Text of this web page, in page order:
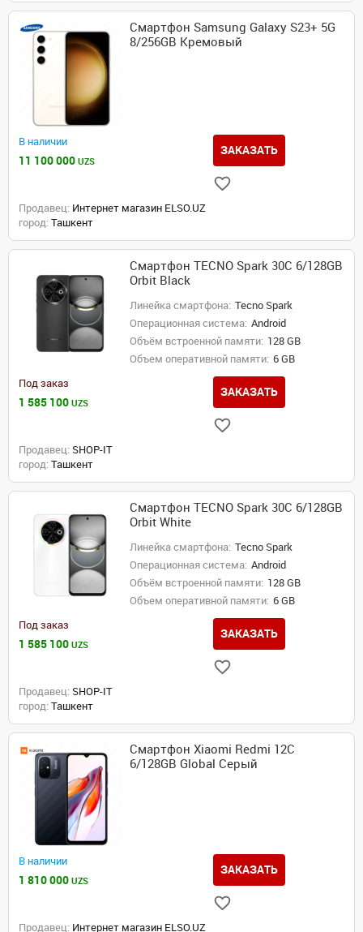
Смартфон Samsung Galaxy S23+ 5G
8/256GB Кремовый
В наличии
11 100 000 UZS
ЗАКАЗАТЬ
Продавец: Интернет магазин ELSO.UZ
город: Ташкент
Смартфон TECNO Spark 30C 6/128GB
Orbit Black
Линейка смартфона: Tecno Spark
Операционная система: Android
Объём встроенной памяти: 128 GB
Объем оперативной памяти: 6 GB
Под заказ
1 585 100 UZS
ЗАКАЗАТЬ
Продавец: SHOP-IT
город: Ташкент
Смартфон TECNO Spark 30C 6/128GB
Orbit White
Линейка смартфона: Tecno Spark
Операционная система: Android
Объём встроенной памяти: 128 GB
Объем оперативной памяти: 6 GB
Под заказ
1 585 100 UZS
ЗАКАЗАТЬ
Продавец: SHOP-IT
город: Ташкент
Смартфон Xiaomi Redmi 12C
6/128GB Global Серый
В наличии
1 810 000 UZS
ЗАКАЗАТЬ
Продавец: Интернет магазин ELSO.UZ